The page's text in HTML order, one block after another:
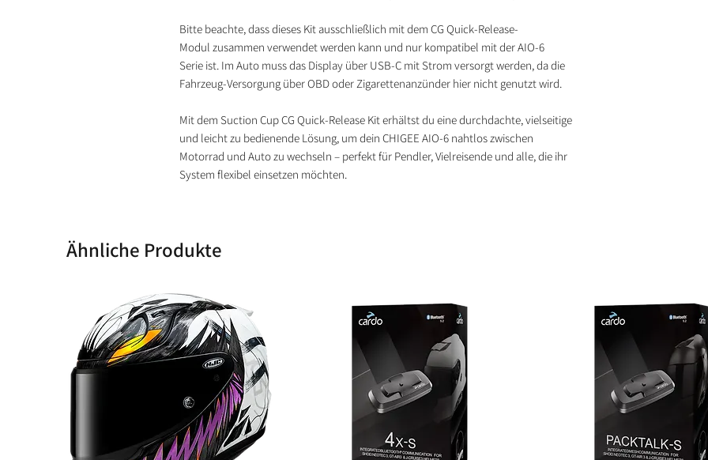
Bitte beachte, dass dieses Kit ausschließlich mit dem CG Quick-Release-
Modul zusammen verwendet werden kann und nur kompatibel mit der AIO-6
Serie ist. Im Auto muss das Display über USB-C mit Strom versorgt werden, da die
Fahrzeug-Versorgung über OBD oder Zigarettenanzünder hier nicht genutzt wird.
Mit dem Suction Cup CG Quick-Release Kit erhältst du eine durchdachte, vielseitige
und leicht zu bedienende Lösung, um dein CHIGEE AIO-6 nahtlos zwischen
Motorrad und Auto zu wechseln – perfekt für Pendler, Vielreisende und alle, die ihr
System flexibel einsetzen möchten.
Ähnliche Produkte